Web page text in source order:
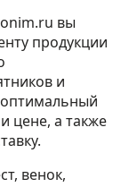
вы
продукции
и
цене, а также
венок,